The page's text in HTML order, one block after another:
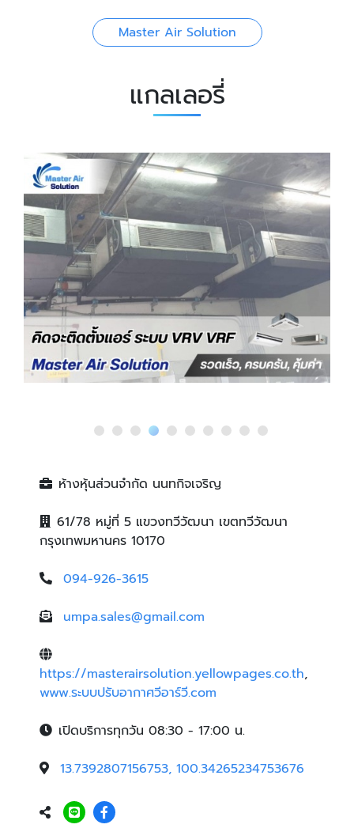
Master Air Solution
แกลเลอรี่
ห้างหุ้นส่วนจำกัด นนทกิจเจริญ
61/78 หมู่ที่ 5 แขวงทวีวัฒนา เขตทวีวัฒนา
กรุงเทพมหานคร 10170
094-926-3615
umpa.sales@gmail.com
https://masterairsolution.yellowpages.co.th,
www.ระบบปรับอากาศวีอาร์วี.com
เปิดบริการทุกวัน 08:30 - 17:00 น.
13.7392807156753, 100.34265234753676